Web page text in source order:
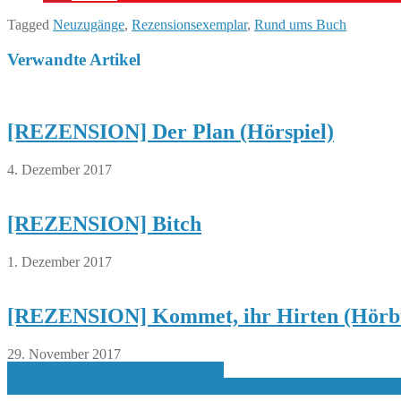
Tagged Neuzugänge, Rezensionsexemplar, Rund ums Buch
Verwandte Artikel
[REZENSION] Der Plan (Hörspiel)
4. Dezember 2017
[REZENSION] Bitch
1. Dezember 2017
[REZENSION] Kommet, ihr Hirten
29. November 2017